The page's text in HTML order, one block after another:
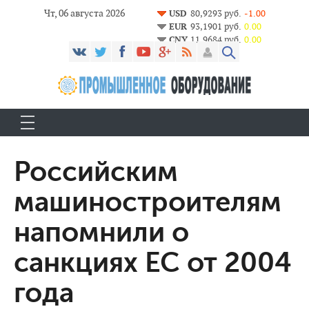
Чт, 06 августа 2026 USD 80,9293 руб. -1.00
EUR 93,1901 руб. 0.00
CNY 11,9684 руб. 0.00
Российским
машиностроителям
напомнили о
санкциях ЕС от 2004
года